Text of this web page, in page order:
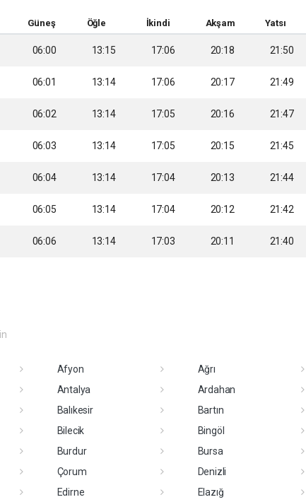
Güneş Öğle İkindi Akşam Yatsı
06:00 13:15 17:06 20:18 21:50
06:01 13:14 17:06 20:17 21:49
06:02 13:14 17:05 20:16 21:47
06:03 13:14 17:05 20:15 21:45
06:04 13:14 17:04 20:13 21:44
06:05 13:14 17:04 20:12 21:42
06:06 13:14 17:03 20:11 21:40
Afyon
Ağrı
Antalya
Ardahan
Balıkesir
Bartın
Bilecik
Bingöl
Burdur
Bursa
Çorum
Denizli
Edirne
Elazığ